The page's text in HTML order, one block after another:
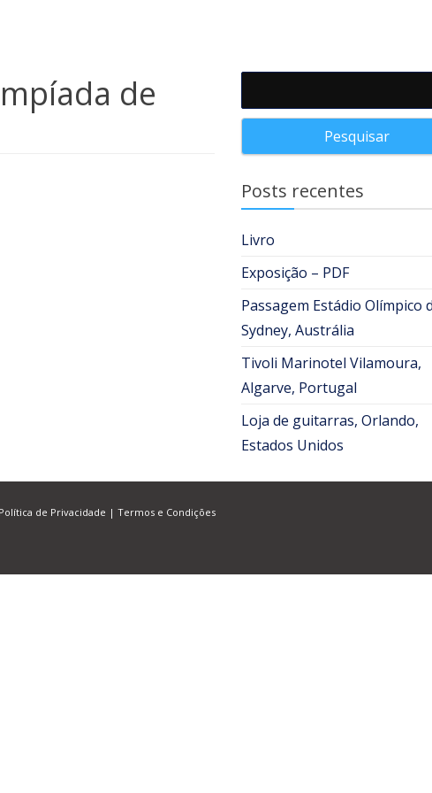
de
Posts recentes
Livro
Exposição – PDF
Passagem Estádio Olímpico
Sydney, Austrália
Tivoli Marinotel Vilamoura,
Algarve, Portugal
Loja de guitarras, Orlando,
Estados Unidos
Política de Privacidade | Termos e Condições